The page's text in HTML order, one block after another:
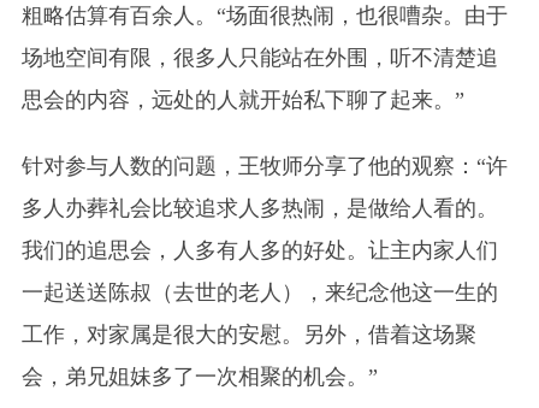
粗略估算有百余人。“场面很热闹，也很嘈杂。由于
场地空间有限，很多人只能站在外围，听不清楚追
思会的内容，远处的人就开始私下聊了起来。”
针对参与人数的问题，王牧师分享了他的观察：“许
多人办葬礼会比较追求人多热闹，是做给人看的。
我们的追思会，人多有人多的好处。让主内家人们
一起送送陈叔（去世的老人），来纪念他这一生的
工作，对家属是很大的安慰。另外，借着这场聚
会，弟兄姐妹多了一次相聚的机会。”